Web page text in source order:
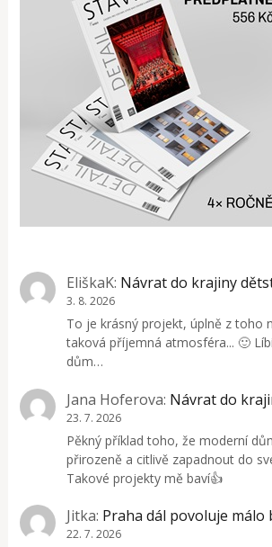
EliškaK: Návrat do krajiny
3. 8. 2026
To je krásný projekt, úplně z toho
taková příjemná atmosféra... 🙂
dům…
Jana Hoferova: Návrat do
23. 7. 2026
Pěkný příklad toho, že moderní
přirozeně a citlivě zapadnout do
Takové projekty mě baví👍
Jitka: Praha dál povoluje málo
22. 7. 2026